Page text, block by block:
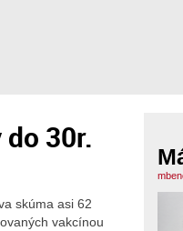
30r.
skúma asi 62
vakcínou